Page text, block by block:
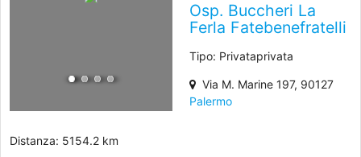
Osp. Buccheri La
Ferla Fatebenefratelli
Tipo: Privataprivata
Via M. Marine 197, 90127
Palermo
Distanza: 5154.2 km